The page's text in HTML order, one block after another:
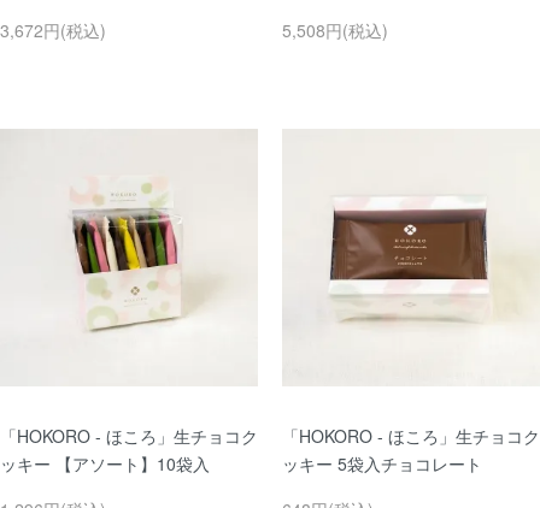
3,672円(税込)
5,508円(税込)
「HOKORO - ほころ」生チョコク
ッキー 【アソート】10袋入
「HOKORO - ほころ」生チョコク
ッキー 5袋入チョコレート